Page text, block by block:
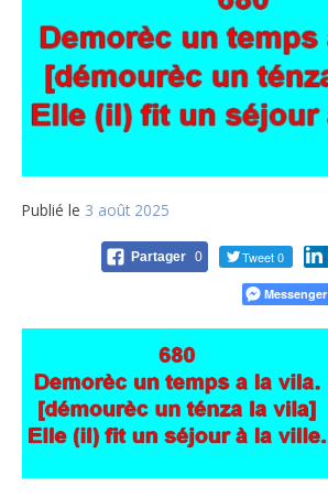
Publié le 3 août 2025
Partager 0 Tweet 0
Messenger